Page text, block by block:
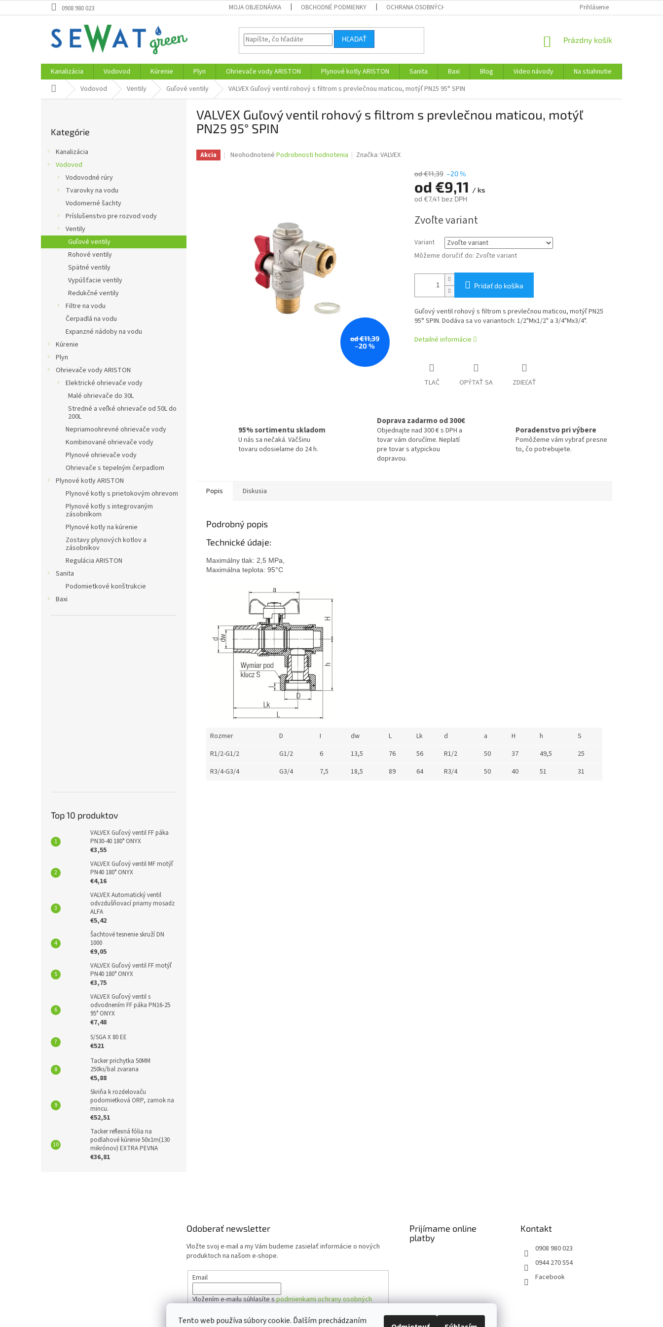
Tento web používa súbory cookie. Ďalším prechádzaním
na
0908 980 023 MOJA OBJEDNÁVKA OBCHODNÉ PODMIENKY OCHRANA OSOBNÝCH ÚDAJOV Prihlásenie
HĽADAŤ
NÁKUPNÝ
Prázdny košík
Kanalizácia Vodovod Kúrenie Plyn Ohrievače vody ARISTON Plynové kotly ARISTON Sanita Baxi Blog Video návody Na stiahnutie
DomovVodovod Ventily Guľové ventily VALVEX Guľový ventil rohový s filtrom s prevlečnou maticou, motýľ PN25 95° SPIN
kategórie
Kategórie
Kanalizácia
Vodovod
Vodovodné rúry
Tvarovky na vodu
Vodomerné šachty
Príslušenstvo pre rozvod vody
Ventily
Guľové ventily
Rohové ventily
Spätné ventily
Vypúšťacie ventily
Redukčné ventily
Filtre na vodu
Čerpadlá na vodu
Expanzné nádoby na vodu
Kúrenie
Plyn
Ohrievače vody ARISTON
Elektrické ohrievače vody
Malé ohrievače do 30L
Stredné a veľké ohrievače od 50L do
200L
Nepriamoohrevné ohrievače vody
Kombinované ohrievače vody
Plynové ohrievače vody
Ohrievače s tepelným čerpadlom
Plynové kotly ARISTON
Plynové kotly s prietokovým ohrevom
Plynové kotly s integrovaným
zásobníkom
Plynové kotly na kúrenie
Zostavy plynových kotlov a
zásobníkov
Regulácia ARISTON
Sanita
Podomietkové konštrukcie
Baxi
Top 10 produktov
VALVEX Guľový ventil FF páka
PN30-40 180° ONYX
€3,55
VALVEX Guľový ventil MF motýľ
PN40 180° ONYX
€4,16
VALVEX Automatický ventil
odvzdušňovací priamy mosadz
ALFA
€5,42
Šachtové tesnenie skruží DN
1000
€9,05
VALVEX Guľový ventil FF motýľ
PN40 180° ONYX
€3,75
VALVEX Guľový ventil s
odvodnením FF páka PN16-25
95° ONYX
€7,48
S/SGA X 80 EE
€521
Tacker prichytka 50MM
250ks/bal zvarana
€5,88
Skriňa k rozdelovaču
podomietková ORP, zamok na
mincu.
€52,51
Tacker reflexná fólia na
podlahové kúrenie 50x1m(130
mikrónov) EXTRA PEVNA
€36,81
VALVEX Guľový ventil rohový s filtrom s prevlečnou maticou, motýľ
PN25 95° SPIN
Akcia
Priemerné
Neohodnotené Podrobnosti hodnotenia Značka:VALVEX
od €11,39
–20 %
od €11,39 –20 %
od €9,11 / ks
od €7,41 bez DPH
cena:
Zvoľte variant
Variant
Môžeme doručiť do: Zvoľte variant
Pridať do košíka
Guľový ventil rohový s filtrom s prevlečnou maticou, motýľ PN25
95° SPIN. Dodáva sa vo variantoch: 1/2"Mx1/2" a 3/4"Mx3/4".
Detailné informácie
TLAČ OPÝTAŤ SA ZDIEĽAŤ
95% sortimentu skladom
U nás sa nečaká. Väčšinu
tovaru odosielame do 24 h.
Doprava zadarmo od 300€
Objednajte nad 300 € s DPH a
tovar vám doručíme. Neplatí
pre tovar s atypickou
dopravou.
Poradenstvo pri výbere
Pomôžeme vám vybrať presne
to, čo potrebujete.
Popis Diskusia
Podrobný popis
Technické údaje:
Maximálny tlak: 2,5 MPa,
Maximálna teplota: 95°C
Rozmer D I dw L Lk d a H h
S
R1/2-G1/2
G1/2 6 13,5 76 56 R1/2 50 37 49,5
25
R3/4-G3/4
G3/4 7,5 18,5 89 64 R3/4 50 40 51 31
Odoberať newsletter
Vložte svoj e-mail a my Vám budeme zasielať informácie o nových
produktoch na našom e-shope.
Email
Vložením e-mailu súhlasíte spodmienkami ochrany osobných
Prijímame online
platby
Kontakt
0908 980 023
0944 270 554
Facebook